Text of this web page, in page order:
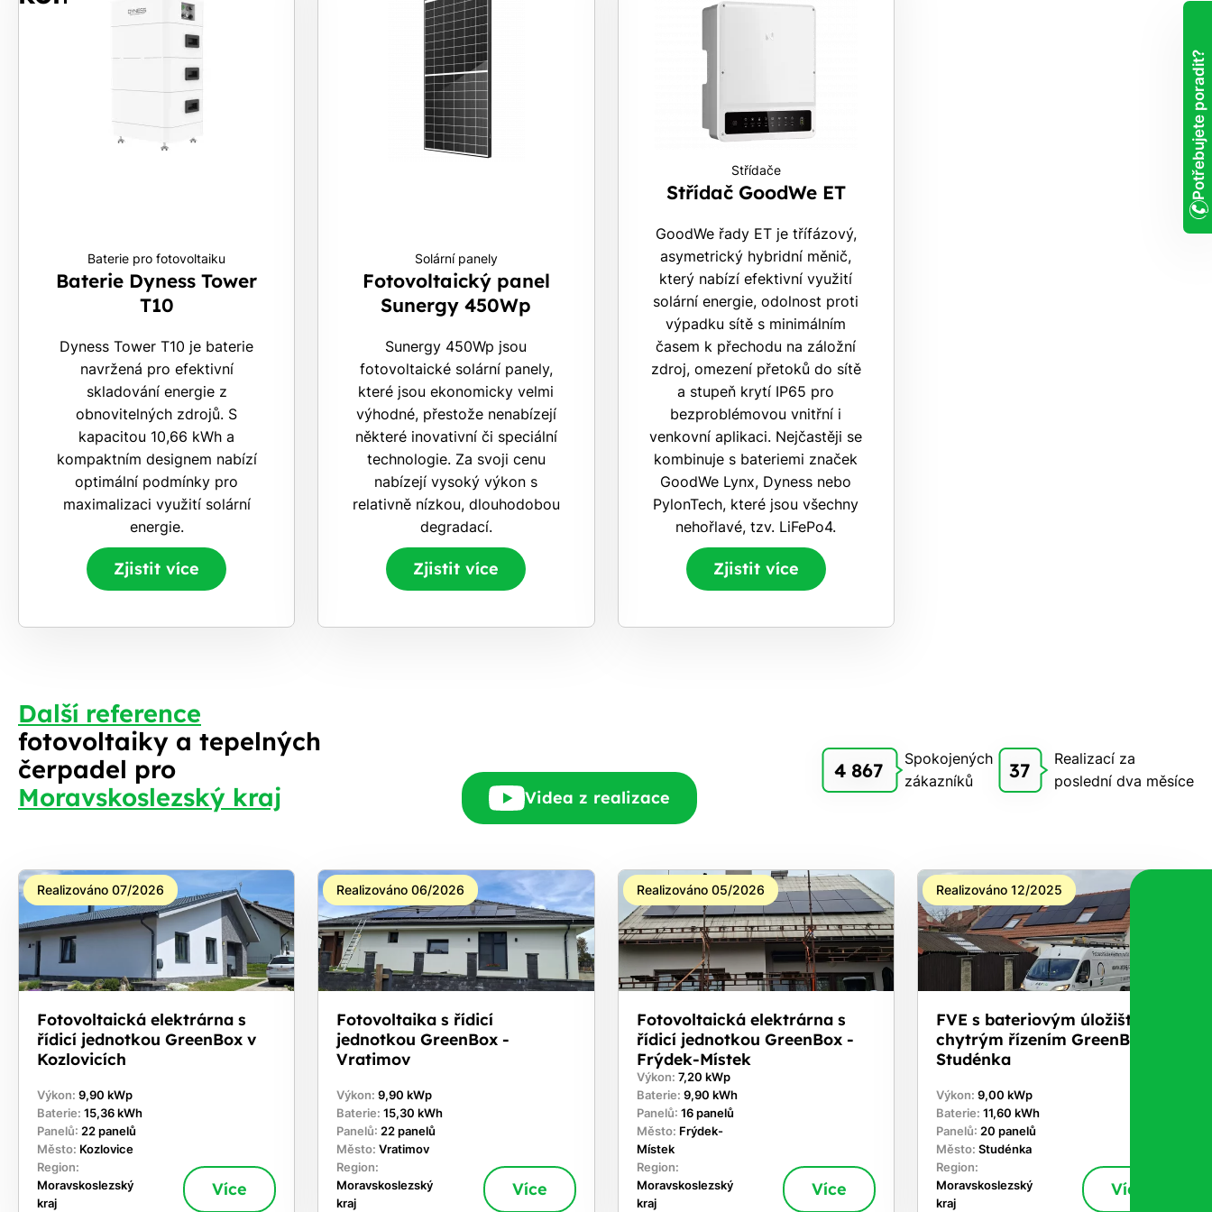
nic Vás to nestojí.
Baterie pro fotovoltaiku
Baterie Dyness Tower
T10
Dyness Tower T10 je baterie
navržená pro efektivní
skladování energie z
obnovitelných zdrojů. S
kapacitou 10,66 kWh a
kompaktním designem nabízí
optimální podmínky pro
maximalizaci využití solární
energie.
Zjistit více
Solární panely
Fotovoltaický panel
Sunergy 450Wp
Sunergy 450Wp jsou
fotovoltaické solární panely,
které jsou ekonomicky velmi
výhodné, přestože nenabízejí
některé inovativní či speciální
technologie. Za svoji cenu
nabízejí vysoký výkon s
relativně nízkou, dlouhodobou
degradací.
Zjistit více
Střídače
Střídač GoodWe ET
GoodWe řady ET je třífázový,
asymetrický hybridní měnič,
který nabízí efektivní využití
solární energie, odolnost proti
výpadku sítě s minimálním
časem k přechodu na záložní
zdroj, omezení přetoků do sítě
a stupeň krytí IP65 pro
bezproblémovou vnitřní i
venkovní aplikaci. Nejčastěji se
kombinuje s bateriemi značek
GoodWe Lynx, Dyness nebo
PylonTech, které jsou všechny
nehořlavé, tzv. LiFePo4.
Zjistit více
Další reference
fotovoltaiky a tepelných
čerpadel pro
Moravskoslezský kraj
Videa z realizace
4 867
Spokojených
zákazníků
37
Realizací za
poslední dva měsíce
Realizováno 07/2026
Fotovoltaická elektrárna s
řídicí jednotkou GreenBox v
Kozlovicích
Výkon: 9,90 kWp
Baterie: 15,36 kWh
Panelů: 22 panelů
Město: Kozlovice
Region:
Moravskoslezský
kraj
Více
Realizováno 06/2026
Fotovoltaika s řídicí
jednotkou GreenBox -
Vratimov
Výkon:9,90 kWp
Baterie:15,30 kWh
Panelů: 22 panelů
Město:Vratimov
Region:
Moravskoslezský
kraj
Více
Realizováno 05/2026
Fotovoltaická elektrárna s
řídicí jednotkou GreenBox -
Frýdek-Místek
Výkon: 7,20 kWp
Baterie: 9,90 kWh
Panelů: 16 panelů
Město: Frýdek-
Místek
Region:
Moravskoslezský
kraj
Více
Realizováno 12/2025
FVE s bateriovým úložištěm a
chytrým řízením GreenBox -
Studénka
Výkon: 9,00 kWp
Baterie: 11,60 kWh
Panelů: 20 panelů
Město: Studénka
Region:
Moravskoslezský
kraj
Více
Potřebujete poradit?